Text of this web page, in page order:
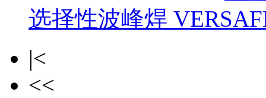
选择性波峰焊
|<
<<